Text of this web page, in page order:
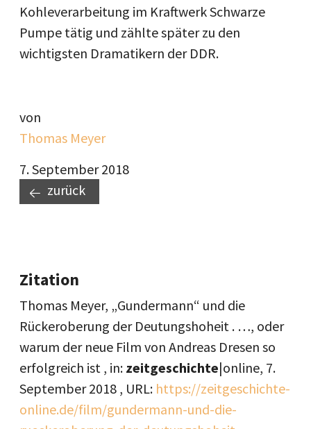
Kohleverarbeitung im Kraftwerk Schwarze
Pumpe tätig und zählte später zu den
wichtigsten Dramatikern der DDR.
von
Thomas Meyer
7. September 2018
zurück
Zitation
Thomas Meyer, „Gundermann“ und die
Rückeroberung der Deutungshoheit . …, oder
warum der neue Film von Andreas Dresen so
erfolgreich ist , in: zeitgeschichte|online, 7.
September 2018 , URL: https://zeitgeschichte-
online.de/film/gundermann-und-die-